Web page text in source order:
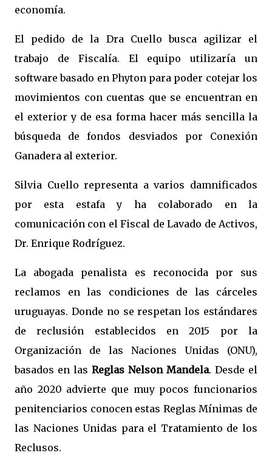
economía.
El pedido de la Dra Cuello busca agilizar el
trabajo de Fiscalía. El equipo utilizaría un
software basado en Phyton para poder cotejar los
movimientos con cuentas que se encuentran en
el exterior y de esa forma hacer más sencilla la
búsqueda de fondos desviados por Conexión
Ganadera al exterior.
Silvia Cuello representa a varios damnificados
por esta estafa y ha colaborado en la
comunicación con el Fiscal de Lavado de Activos,
Dr. Enrique Rodríguez.
La abogada penalista es reconocida por sus
reclamos en las condiciones de las cárceles
uruguayas. Donde no se respetan los estándares
de reclusión establecidos en 2015 por la
Organización de las Naciones Unidas (ONU),
basados en las Reglas Nelson Mandela. Desde el
año 2020 advierte que muy pocos funcionarios
penitenciarios conocen estas Reglas Mínimas de
las Naciones Unidas para el Tratamiento de los
Reclusos.